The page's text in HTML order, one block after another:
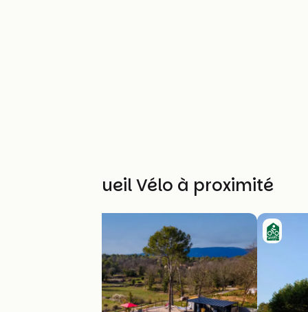
Autres Accueil Vélo à proximité